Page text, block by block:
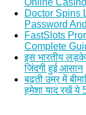
Online
Doctor Spins
Password
FastSlots
Complete
इस भारतीय लड़के
जिंदगी हुई आसान
बढ़ती उम्र में
हमेशा याद रखें ये